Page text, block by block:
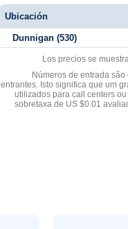
Ubicación
Dunnigan (530)
Los precios se
Números de entrada
entrantes. Isto significa que um
utilizados para call centers
sobretaxa de US $0.01